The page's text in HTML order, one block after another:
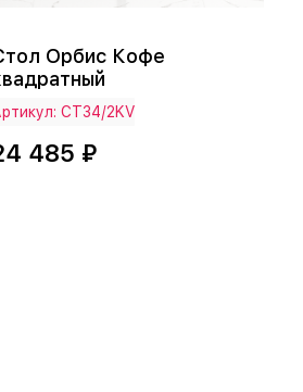
Орбис Кофе
СТ34/2KV
485 ₽